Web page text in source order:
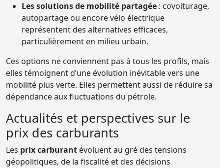
Les solutions de mobilité partagée : covoiturage,
autopartage ou encore vélo électrique
représentent des alternatives efficaces,
particulièrement en milieu urbain.
Ces options ne conviennent pas à tous les profils, mais
elles témoignent d’une évolution inévitable vers une
mobilité plus verte. Elles permettent aussi de réduire sa
dépendance aux fluctuations du pétrole.
Actualités et perspectives sur le
prix des carburants
Les prix carburant évoluent au gré des tensions
géopolitiques, de la fiscalité et des décisions